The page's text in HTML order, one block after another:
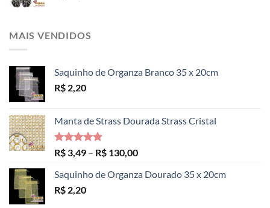
MAIS VENDIDOS
Saquinho de Organza Branco 35 x 20cm
R$ 2,20
Manta de Strass Dourada Strass Cristal
Avaliação
5.00
de 5
R$ 3,49 – R$ 130,00Faixa
preço:
Saquinho de Organza Dourado 35 x 20cm
R$ 2,20